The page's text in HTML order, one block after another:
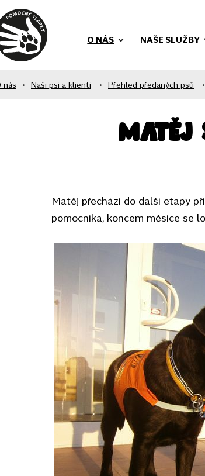
O NÁS NAŠE SLUŽBY
nás • Naši psi a klienti • Přehled předaných psů •
Matěj
Matěj přechází do další etapy
pomocníka, koncem měsíce se